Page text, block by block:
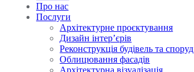
Про нас
Послуги
Архітектурне проєктування
Дизайн інтер’єрів
Реконструкція будівель та споруд
Облицювання фасадів
Архітектурна візуалізація